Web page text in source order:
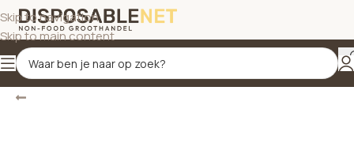
Skip to navigation
Skip to main content
Terug Home/Fingerfood - Artikelen